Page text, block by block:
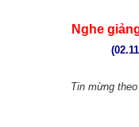
Nghe
Tin mừng